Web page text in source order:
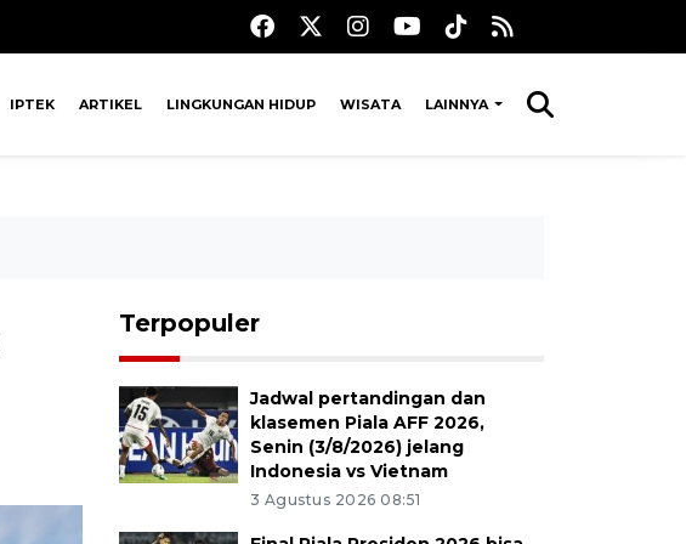
IPTEK ARTIKEL LINGKUNGAN HIDUP WISATA LAINNYA
Terpopuler
Jadwal pertandingan dan
klasemen Piala AFF 2026,
Senin (3/8/2026) jelang
Indonesia vs Vietnam
3 Agustus 2026 08:51